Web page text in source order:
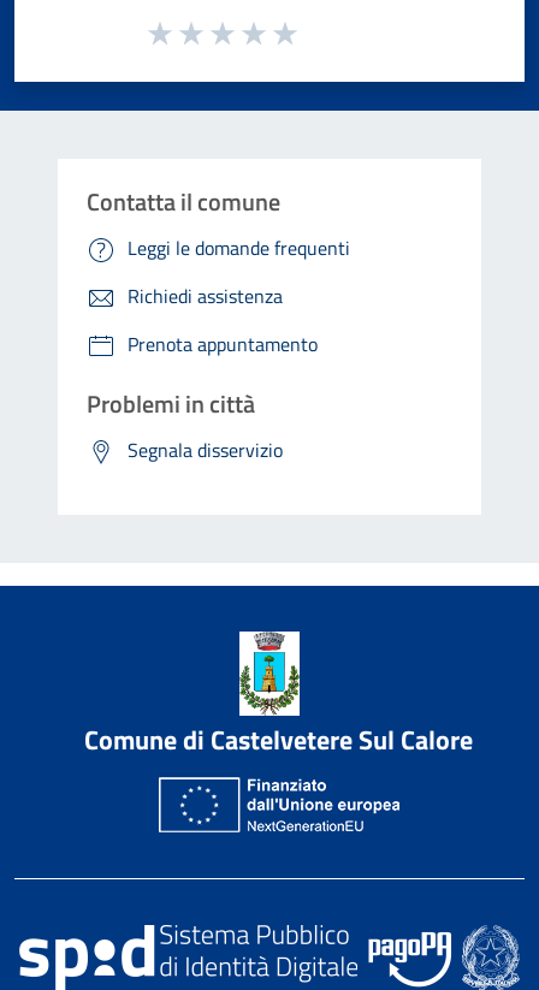
Valuta da 1 a 5 stelle la pagina
Contatta il comune
Leggi le domande frequenti
Richiedi assistenza
Prenota appuntamento
Problemi in città
Segnala disservizio
Comune di Castelvetere Sul Calore